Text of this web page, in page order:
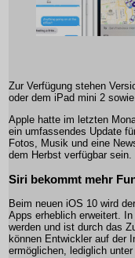
Zur Verfügung stehen
oder dem iPad mini 2
Apple hatte im letzten
ein umfassendes Update
Fotos, Musik und eine
dem Herbst verfügbar sein.
Siri bekommt mehr
Beim neuen iOS 10 wird
Apps erheblich erweitert.
werden und ist durch das
können Entwickler auf der
ermöglichen, lediglich